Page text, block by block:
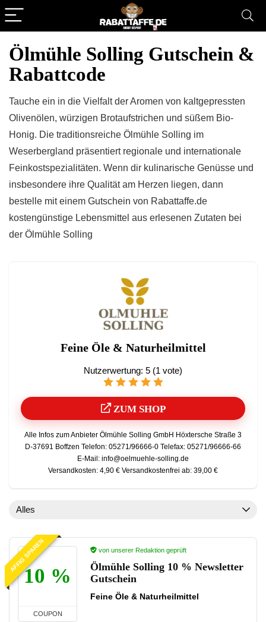
Ölmühle Solling Gutschein &
Rabattcode
Tauche ein in die Vielfalt der Aromen von kaltgepressten
Olivenölen, würzigen Brotaufstrichen und süßem Bio-
Honig. Die traditionsreiche Ölmühle Solling im
Weserbergland präsentiert regionale und internationale
Feinkostspezialitäten. Wenn dir kulinarische Genüsse und
insbesondere ihre Qualität am Herzen liegen, dann
bestelle mit einem Gutschein von Rabattaffe.de
kostengünstige Lebensmittel aus erlesenen Zutaten bei
der Ölmühle Solling
Feine Öle & Naturheilmittel
Nutzerwertung: 5 (1 vote)
ZUM SHOP
Alle Infos zum Anbieter Ölmühle Solling GmbH Höxtersche Straße 3
D-37691 Boffzen Telefon: 05271/96666-0 Telefax: 05271/96666-66
E-Mail: info@oelmuehle-solling.de
Versandkosten: 4,90 € Versandkostenfrei ab: 39,00 €
Alles
AFFIG SPAREN
10 %
COUPON
von unserer Redaktion geprüft
Ölmühle Solling 10 % Newsletter
Gutschein
Feine Öle & Naturheilmittel